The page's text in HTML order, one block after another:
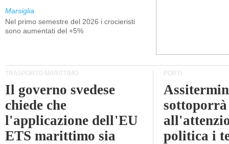
Marsiglia
Nel primo semestre del 2026 i crocieristi
sono aumentati del +5%
TRASPORTO MARITTIMO
Il governo svedese
chiede che
l'applicazione dell'EU
ETS marittimo sia
PORTI
sottoporrà
politica i